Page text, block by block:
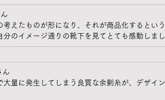
考えたものが形になり、それが商品化するとい
分のイメージ通りの靴下を見てとても感動しまし
大量に発生してしまう良質な余剰糸が、デザイ